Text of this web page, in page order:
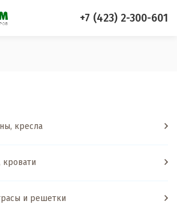
+7 (423) 2-300-601
кресла
кровати
и решетки